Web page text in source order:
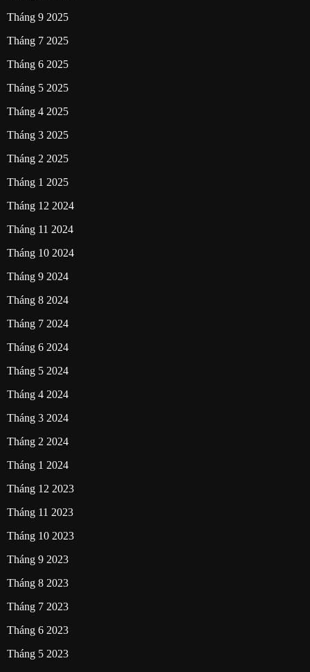
Tháng 9 2025
Tháng 7 2025
Tháng 6 2025
Tháng 5 2025
Tháng 4 2025
Tháng 3 2025
Tháng 2 2025
Tháng 1 2025
Tháng 12 2024
Tháng 11 2024
Tháng 10 2024
Tháng 9 2024
Tháng 8 2024
Tháng 7 2024
Tháng 6 2024
Tháng 5 2024
Tháng 4 2024
Tháng 3 2024
Tháng 2 2024
Tháng 1 2024
Tháng 12 2023
Tháng 11 2023
Tháng 10 2023
Tháng 9 2023
Tháng 8 2023
Tháng 7 2023
Tháng 6 2023
Tháng 5 2023